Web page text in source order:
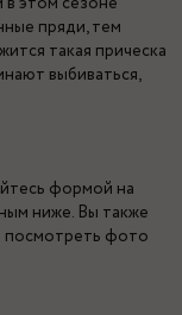
пряди, тем
такая прическа
выбиваться,
формой на
ниже. Вы также
посмотреть фото